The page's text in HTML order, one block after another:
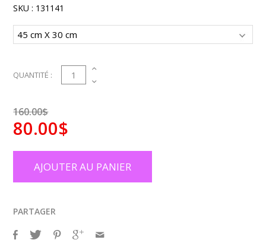
SKU : 131141
QUANTITÉ : 1
160.00$
80.00$
AJOUTER AU PANIER
PARTAGER